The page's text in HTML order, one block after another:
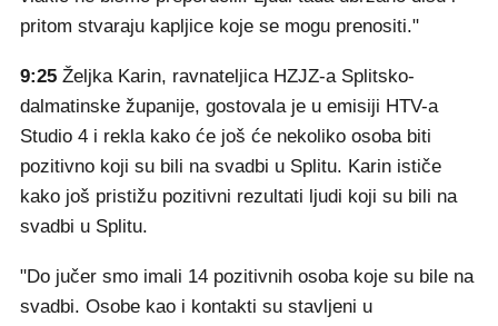
pritom stvaraju kapljice koje se mogu prenositi."
9:25 Željka Karin, ravnateljica HZJZ-a Splitsko-
dalmatinske županije, gostovala je u emisiji HTV-a
Studio 4 i rekla kako će još će nekoliko osoba biti
pozitivno koji su bili na svadbi u Splitu. Karin ističe
kako još pristižu pozitivni rezultati ljudi koji su bili na
svadbi u Splitu.
"Do jučer smo imali 14 pozitivnih osoba koje su bile na
svadbi. Osobe kao i kontakti su stavljeni u